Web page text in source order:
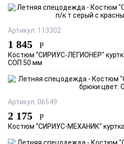
Артикул: 113302
1 845 Р
Костюм "СИРИУС-ЛЕГИОНЕР"
СОП 50 мм
Артикул: 06549
2 175 Р
Костюм "СИРИУС-МЕХАНИК"